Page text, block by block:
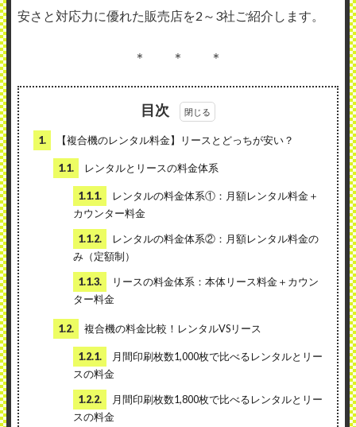
安さと対応力に優れた販売店を2～3社ご紹介します。
＊ ＊ ＊
目次
1. 【複合機のレンタル料金】リースとどっちが安い？
1.1. レンタルとリースの料金体系
1.1.1.
レンタルの料金体系①：月額レンタル料金＋
カウンター料金
1.1.2.
レンタルの料金体系②：月額レンタル料金の
み（定額制）
1.1.3.
リースの料金体系：本体リース料金＋カウン
ター料金
1.2. 複合機の料金比較！レンタルVSリース
1.2.1.
月間印刷枚数1,000枚で比べるレンタルとリー
スの料金
1.2.2.
月間印刷枚数1,800枚で比べるレンタルとリー
スの料金